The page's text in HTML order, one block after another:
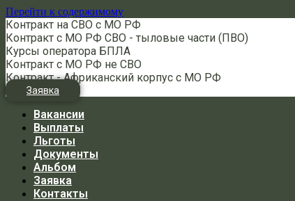
Перейти к содержимому
Контракт на СВО с МО РФ
Контракт с МО РФ СВО - тыловые части (ПВО)
Курсы оператора БПЛА
Контракт с МО РФ не СВО
Контракт - Африканский корпус с МО РФ
Заявка
Вакансии
Выплаты
Льготы
Документы
Альбом
Заявка
Контакты